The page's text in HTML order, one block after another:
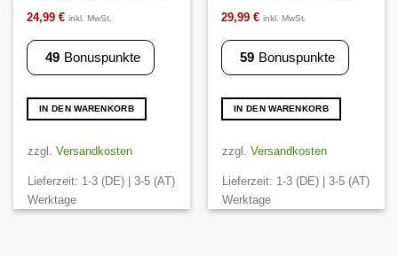
24,99 € inkl. MwSt.
49 Bonuspunkte
IN DEN WARENKORB
zzgl. Versandkosten
Lieferzeit: 1-3 (DE) | 3-5 (AT)
Werktage
29,99 € inkl. MwSt.
59 Bonuspunkte
IN DEN WARENKORB
zzgl. Versandkosten
Lieferzeit: 1-3 (DE) | 3-5 (AT)
Werktage